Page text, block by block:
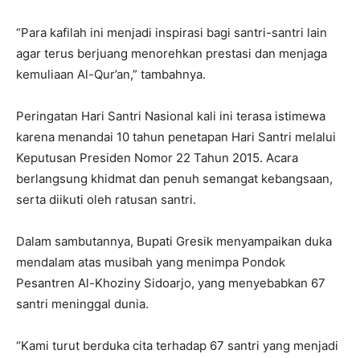
“Para kafilah ini menjadi inspirasi bagi santri-santri lain
agar terus berjuang menorehkan prestasi dan menjaga
kemuliaan Al-Qur’an,” tambahnya.
Peringatan Hari Santri Nasional kali ini terasa istimewa
karena menandai 10 tahun penetapan Hari Santri melalui
Keputusan Presiden Nomor 22 Tahun 2015. Acara
berlangsung khidmat dan penuh semangat kebangsaan,
serta diikuti oleh ratusan santri.
Dalam sambutannya, Bupati Gresik menyampaikan duka
mendalam atas musibah yang menimpa Pondok
Pesantren Al-Khoziny Sidoarjo, yang menyebabkan 67
santri meninggal dunia.
“Kami turut berduka cita terhadap 67 santri yang menjadi